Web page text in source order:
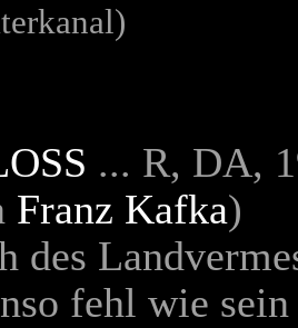
... R, DA,
Franz Kafka)
des
fehl wie